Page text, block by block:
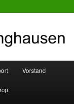
Vorstand